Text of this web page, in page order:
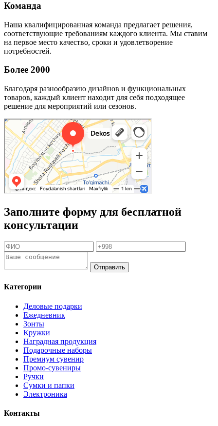
Команда
Наша квалифицированная команда предлагает решения,
соответствующие требованиям каждого клиента. Мы ставим
на первое место качество, сроки и удовлетворение
потребностей.
Более 2000
Благодаря разнообразию дизайнов и функциональных
товаров, каждый клиент находит для себя подходящее
решение для мероприятий или сезонов.
Заполните форму для бесплатной
консультации
Отправить
Категории
Деловые подарки
Ежедневник
Зонты
Кружки
Наградная продукция
Подарочные наборы
Премиум сувенир
Промо-сувениры
Ручки
Сумки и папки
Электроника
Контакты